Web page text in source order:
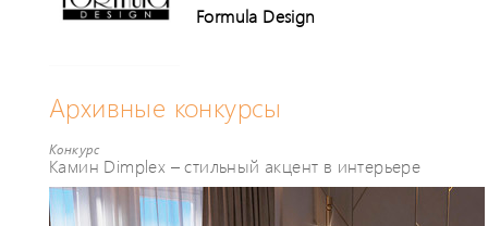
Formula Design
Архивные конкурсы
Конкурс
Камин Dimplex – стильный акцент в интерьере